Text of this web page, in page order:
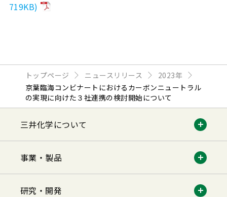
719KB)
トップページ ニュースリリース
2023年
京葉臨海コンビナートにおけるカーボンニュートラル
の実現に向けた３社連携の検討開始について
三井化学について
事業・製品
研究・開発